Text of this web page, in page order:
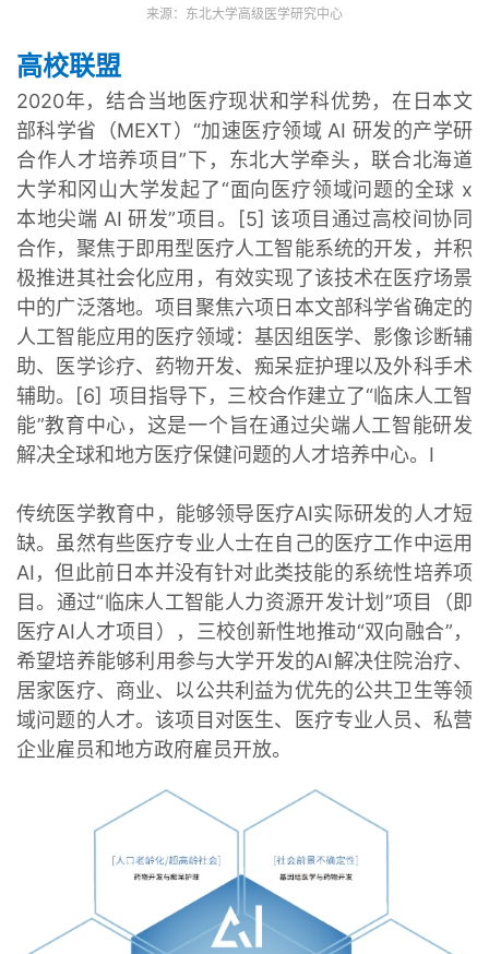
来源：东北大学高级医学研究中心
高校联盟
2020年，结合当地医疗现状和学科优势，在日本文
部科学省（MEXT）“加速医疗领域 AI 研发的产学研
合作人才培养项目”下，东北大学牵头，联合北海道
大学和冈山大学发起了“面向医疗领域问题的全球 x
本地尖端 AI 研发”项目。[5] 该项目通过高校间协同
合作，聚焦于即用型医疗人工智能系统的开发，并积
极推进其社会化应用，有效实现了该技术在医疗场景
中的广泛落地。项目聚焦六项日本文部科学省确定的
人工智能应用的医疗领域：基因组医学、影像诊断辅
助、医学诊疗、药物开发、痴呆症护理以及外科手术
辅助。[6] 项目指导下，三校合作建立了“临床人工智
能”教育中心，这是一个旨在通过尖端人工智能研发
解决全球和地方医疗保健问题的人才培养中心。I
传统医学教育中，能够领导医疗AI实际研发的人才短
缺。虽然有些医疗专业人士在自己的医疗工作中运用
AI，但此前日本并没有针对此类技能的系统性培养项
目。通过“临床人工智能人力资源开发计划”项目（即
医疗AI人才项目），三校创新性地推动“双向融合”，
希望培养能够利用参与大学开发的AI解决住院治疗、
居家医疗、商业、以公共利益为优先的公共卫生等领
域问题的人才。该项目对医生、医疗专业人员、私营
企业雇员和地方政府雇员开放。